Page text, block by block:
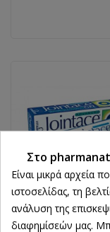
VITABIOTICS
Στο
Είναι μικρά αρχεία
ιστοσελίδας, τη
ανάλυση της
διαφημίσεών μας.